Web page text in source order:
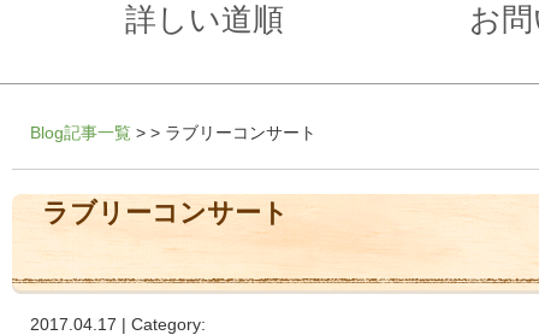
詳しい道順 お
Blog記事一覧 > > ラブリーコンサート
ラブリーコンサート
2017.04.17 | Category: